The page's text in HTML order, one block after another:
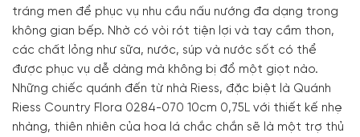
tráng men để phục vụ nhu cầu nấu nướng đa dạng trong
không gian bếp. Nhờ có vòi rót tiện lợi và tay cầm thon,
các chất lỏng như sữa, nước, súp và nước sốt có thể
được phục vụ dễ dàng mà không bị đổ một giọt nào.
Những chiếc quánh đến từ nhà Riess, đặc biệt là Quánh
Riess Country Flora 0284-070 10cm 0,75L với thiết kế nhẹ
nhàng, thiên nhiên của hoa lá chắc chắn sẽ là một trợ thủ